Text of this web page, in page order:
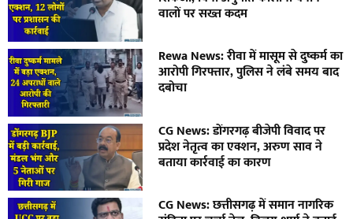
वालों पर सख्त कदम
Rewa News: रीवा में मासूम से दुष्कर्म का
आरोपी गिरफ्तार, पुलिस ने लंबे समय बाद
दबोचा
CG News: डोंगरगढ़ बीजेपी विवाद पर
प्रदेश नेतृत्व का एक्शन, अरुण साव ने
बताया कार्रवाई का कारण
CG News: छत्तीसगढ़ में समान नागरिक